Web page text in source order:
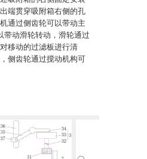
端贯穿吸附箱右侧的孔
通过侧齿轮可以带动主
带动滑轮转动，滑轮通过
移动的过滤板进行清
侧齿轮通过搅动机构可